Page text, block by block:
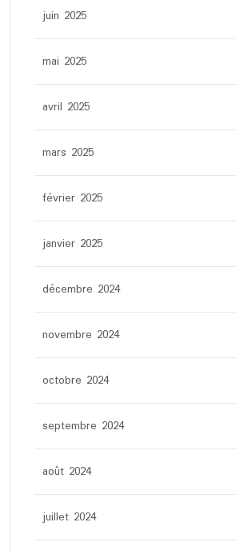
juin 2025
mai 2025
avril 2025
mars 2025
février 2025
janvier 2025
décembre 2024
novembre 2024
octobre 2024
septembre 2024
août 2024
juillet 2024